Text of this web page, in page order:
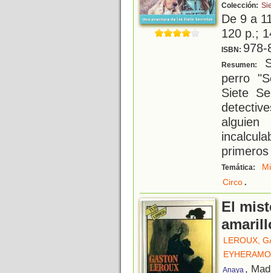
Colección:
De 9 a
120 p.;
ISBN: 978-
Resumen:
perro
Siete
Temática:
Circo.
El
LEROUX,
Anaya ,